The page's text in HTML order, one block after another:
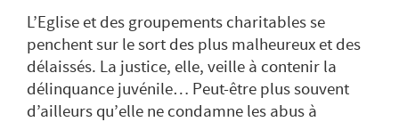
L’Eglise et des groupements charitables se
penchent sur le sort des plus malheureux et des
délaissés. La justice, elle, veille à contenir la
délinquance juvénile… Peut-être plus souvent
d’ailleurs qu’elle ne condamne les abus à